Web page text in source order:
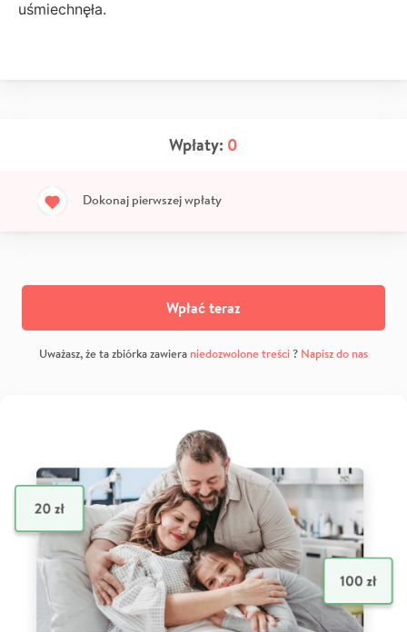
uśmiechnęła.
Wpłaty: 0
Dokonaj pierwszej wpłaty
Wpłać teraz
Uważasz, że ta zbiórka zawiera niedozwolone treści? Napisz do nas